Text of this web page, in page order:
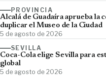
PROVINCIA
Alcalá de Guadaíra aprueba la
duplicar el Museo de la Ciudad
5 de agosto de 2026
SEVILLA
Coca-Cola elige Sevilla para
global
5 de agosto de 2026